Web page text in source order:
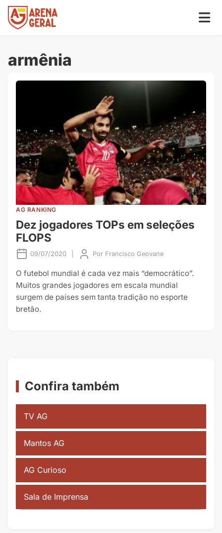
armênia
AG RANKING
Dez jogadores TOPs em seleções
FLOPS
09/07/2020 Por Francisco Geovane
O futebol mundial é cada vez mais “democrático”.
Muitos grandes jogadores em escala mundial
surgem de países sem tanta tradição no esporte
bretão.
Confira também
TV AG
Mantos AG
AG Curioso
Sala de Imprensa